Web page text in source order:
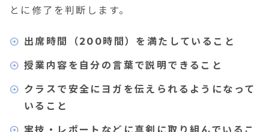
とに修了を判断します。
出席時間（200時間）を満たしていること
授業内容を自分の言葉で説明できること
クラスで安全にヨガを伝えられるようになって
いること